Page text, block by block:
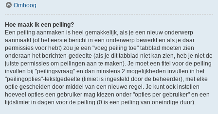
Omhoog
Hoe maak ik een peiling?
Een peiling aanmaken is heel gemakkelijk, als je een nieuw onderwerp
aanmaakt (of het eerste bericht in een onderwerp bewerkt en als je daar
permissies voor hebt) zou je een "voeg peiling toe" tabblad moeten zien
onderaan het berichten-gedeelte (als je dit tabblad niet kan zien, heb je niet de
juiste permissies om peilingen aan te maken). Je moet een titel voor de peiling
invullen bij "peilingsvraag" en dan minstens 2 mogelijkheden invullen in het
"peilingopties"-tekstgedeelte (limiet is ingesteld door de beheerder), met elke
optie gescheiden door middel van een nieuwe regel. Je kunt ook instellen
hoeveel opties een gebruiker mag kiezen onder "opties per gebruiker" en een
tijdslimiet in dagen voor de peiling (0 is een peiling van oneindige duur).